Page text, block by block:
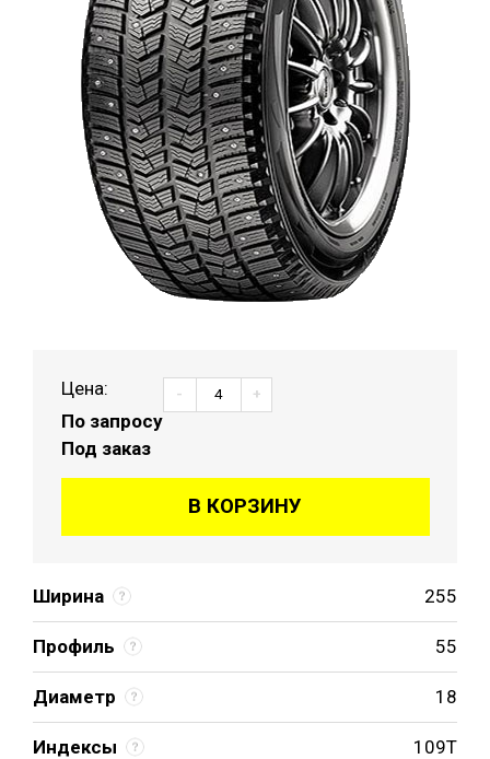
Ширина 255
Профиль 55
Диаметр 18
Индексы 109T
Цена:
По запросу
Под заказ
- +
В КОРЗИНУ